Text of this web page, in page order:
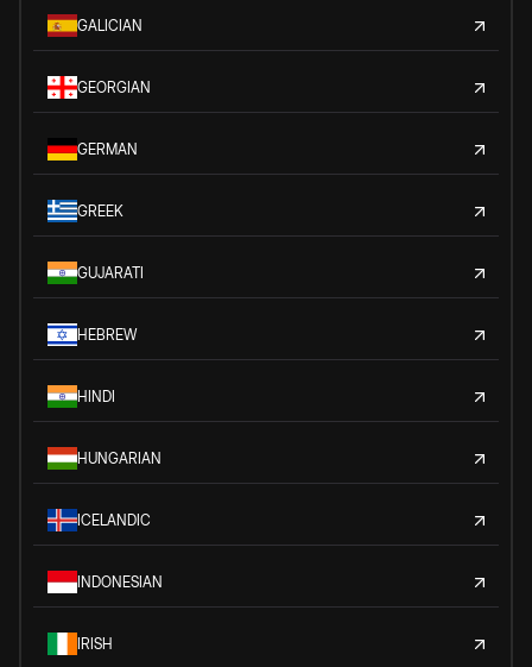
GALICIAN
GEORGIAN
GERMAN
GREEK
GUJARATI
HEBREW
HINDI
HUNGARIAN
ICELANDIC
INDONESIAN
IRISH